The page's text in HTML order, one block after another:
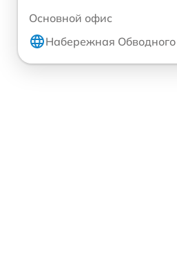
Основной офис
Набережная